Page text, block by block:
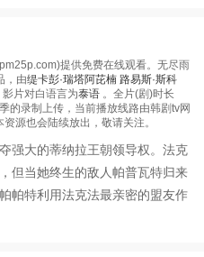
提供免费在线观看。无尽雨
，由缇卡彭·瑞塔阿芘楠 路易斯·斯科
片对白语言为泰语 。全片(剧)时长
的录制上传，当前播放线路由韩剧tv网
源也会陆续放出，敬请关注。
强大的蒂纳拉王朝领导权。法克
但当她终生的敌人帕普瓦特归来
帕特利用法克法最亲密的盟友作